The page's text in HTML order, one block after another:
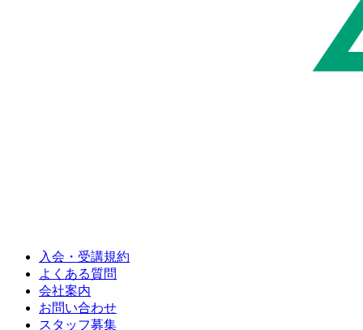
入会・受講規約
よくある質問
会社案内
お問い合わせ
スタッフ募集